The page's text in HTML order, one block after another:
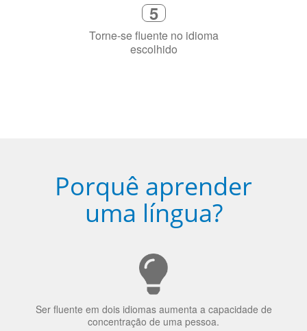
5
Torne-se fluente no idioma
escolhido
Porquê aprender
uma língua?
Ser fluente em dois idiomas aumenta a capacidade de
concentração de uma pessoa.